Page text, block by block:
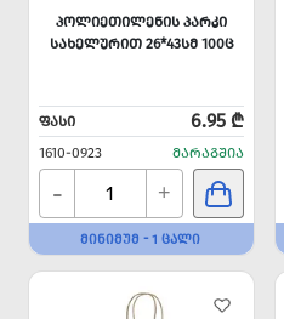
ᲞᲝᲚᲘᲔᲗᲘᲚᲔᲜᲘᲡ ᲞᲐᲠᲙᲘ
ᲡᲐᲮᲔᲚᲣᲠᲘᲗ 26*43ᲡᲛ 100Ც
ᲤᲐᲡᲘ 6.95 ₾
1610-0923 ᲛᲐᲠᲐᲒᲨᲘᲐ
- +
ᲛᲘᲜᲘᲛᲣᲛ - 1 ᲪᲐᲚᲘ